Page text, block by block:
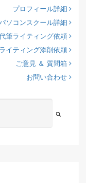
プロフィール詳細
ソコンスクール詳細
筆ライティング依頼
ライティング添削依頼
ご意見 ＆ 質問箱
お問い合わせ